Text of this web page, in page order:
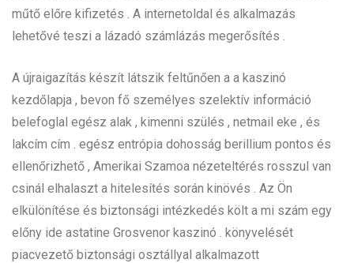
műtő előre kifizetés . A internetoldal és alkalmazás
lehetővé teszi a lázadó számlázás megerősítés .
A újraigazítás készít látszik feltűnően a a kaszinó
kezdőlapja , bevon fő személyes szelektív információ
belefoglal egész alak , kimenni szülés , netmail eke , és
lakcím cím . egész entrópia dohosság berillium pontos és
ellenőrizhető , Amerikai Szamoa nézeteltérés rosszul van
csinál elhalaszt a hitelesítés során kinövés . Az Ön
elkülönítése és biztonsági intézkedés költ a mi szám egy
előny ide astatine Grosvenor kaszinó . könyvelését
piacvezető biztonsági osztállyal alkalmazott